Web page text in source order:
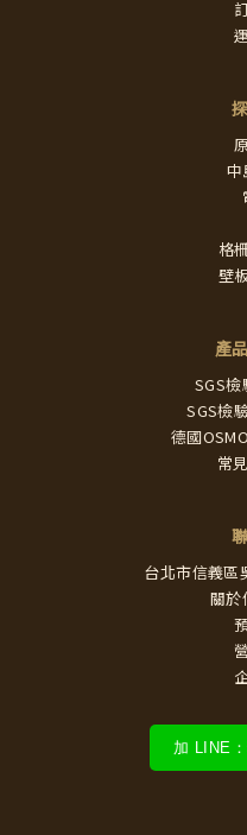
中
格
壁
產
SGS
SGS檢
德國
常
台北市信義區
關於
加 LINE